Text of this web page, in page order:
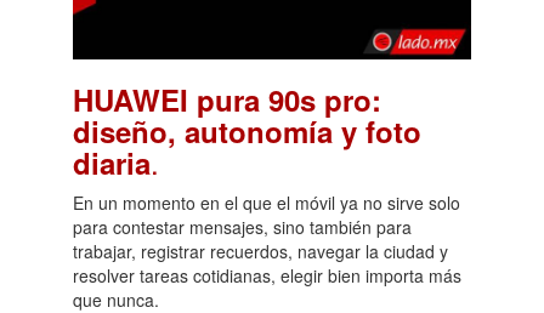
HUAWEI pura 90s pro:
diseño, autonomía y foto
diaria.
En un momento en el que el móvil ya no sirve solo
para contestar mensajes, sino también para
trabajar, registrar recuerdos, navegar la ciudad y
resolver tareas cotidianas, elegir bien importa más
que nunca.